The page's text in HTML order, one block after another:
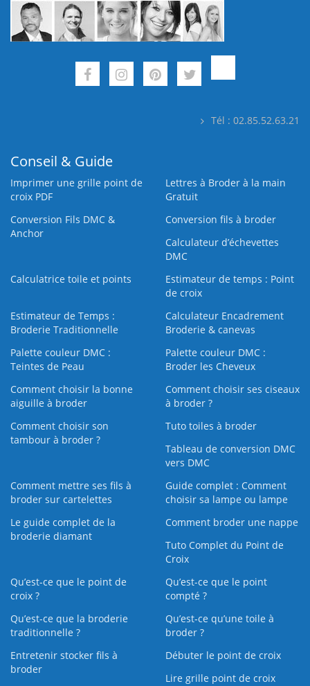
Tél : 02.85.52.63.21
Conseil & Guide
Imprimer une grille point de
croix PDF
Lettres à Broder à la main
Gratuit
Conversion Fils DMC &
Anchor
Conversion fils à broder
Calculateur d’échevettes
DMC
Calculatrice toile et points
Estimateur de temps : Point
de croix
Estimateur de Temps :
Broderie Traditionnelle
Calculateur Encadrement
Broderie & canevas
Palette couleur DMC :
Teintes de Peau
Palette couleur DMC :
Broder les Cheveux
Comment choisir la bonne
aiguille à broder
Comment choisir ses ciseaux
à broder ?
Comment choisir son
tambour à broder ?
Tuto toiles à broder
Tableau de conversion DMC
vers DMC
Comment mettre ses fils à
broder sur cartelettes
Guide complet : Comment
choisir sa lampe ou lampe
Le guide complet de la
broderie diamant
Comment broder une nappe
Tuto Complet du Point de
Croix
Qu’est-ce que le point de
croix ?
Qu’est-ce que le point
compté ?
Qu’est-ce que la broderie
traditionnelle ?
Qu’est‑ce qu’une toile à
broder ?
Entretenir stocker fils à
broder
Débuter le point de croix
Lire grille point de croix